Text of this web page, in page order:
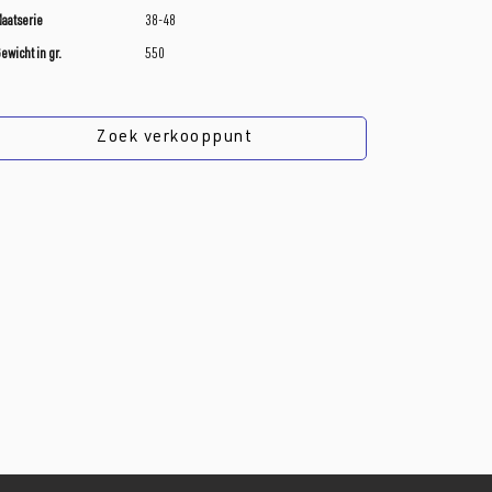
38-48
in gr. 550
Zoek verkooppunt